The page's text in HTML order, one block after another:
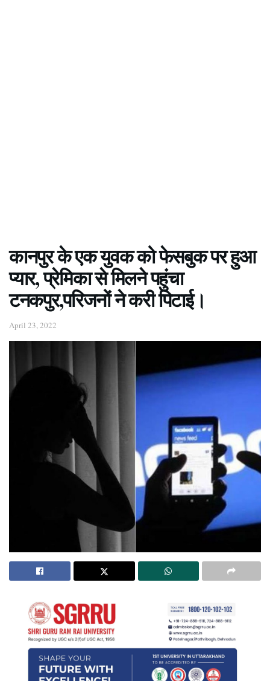
कानपुर के एक युवक को फेसबुक पर हुआ
प्यार, प्रेमिका से मिलने पहुंचा
टनकपुर,परिजनों ने करी पिटाई।
April 23, 2022